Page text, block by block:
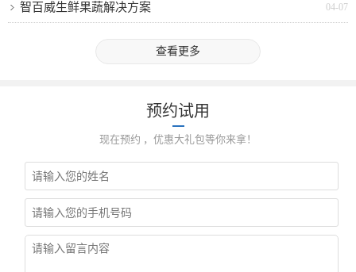
04-07
智百威生鲜果蔬解决方案
查看更多
预约试用
现在预约 ，优惠大礼包等你来拿！